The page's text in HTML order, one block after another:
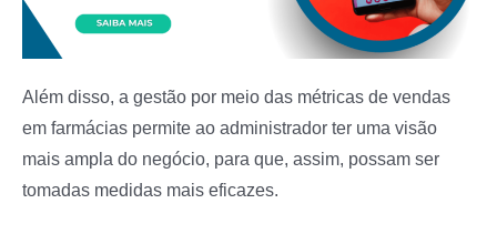
Além disso, a gestão por meio das métricas de vendas
em farmácias permite ao administrador ter uma visão
mais ampla do negócio, para que, assim, possam ser
tomadas medidas mais eficazes.